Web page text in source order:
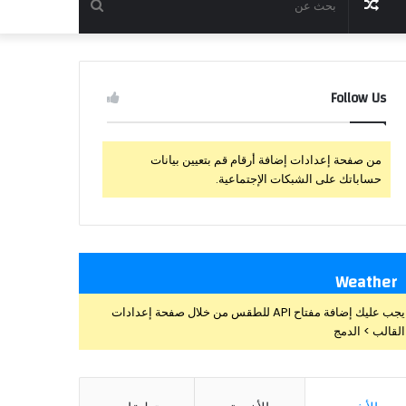
بحث
عن
مقال
عشوائي
Follow Us
من صفحة إعدادات إضافة أرقام قم بتعيين بيانات
حساباتك على الشبكات الإجتماعية.
Weather
يجب عليك إضافة مفتاح API للطقس من خلال صفحة إعدادات
القالب > الدمج